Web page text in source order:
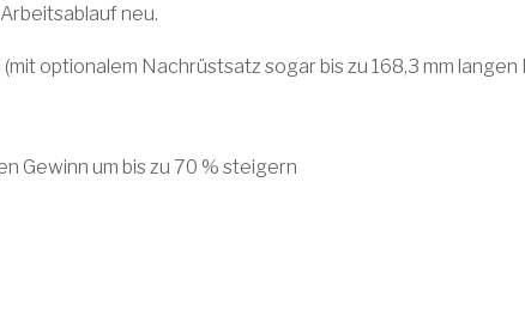
neu.
optionalem Nachrüstsatz sogar bis zu 168,3 mm langen
Gewinn um bis zu 70 % steigern